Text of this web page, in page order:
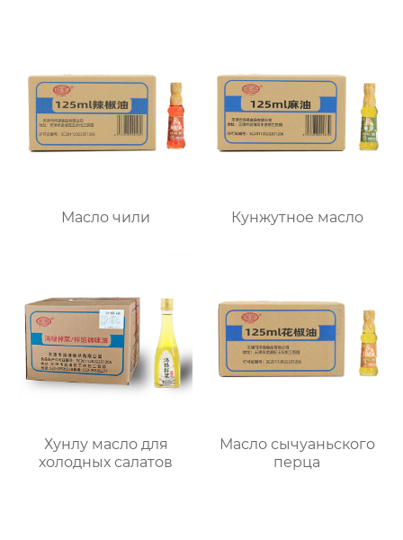
Масло чили Кунжутное масло
Хунлу масло для
холодных салатов
Масло сычуаньского
перца